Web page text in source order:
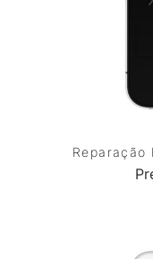
Reparação